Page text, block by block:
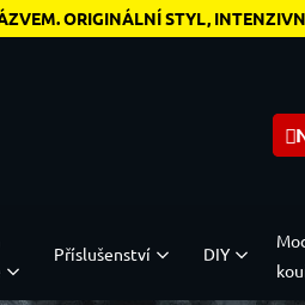
ORIGINÁLNÍ STYL,
Příslušenství DIY